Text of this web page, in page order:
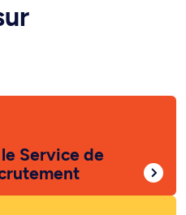
Service de